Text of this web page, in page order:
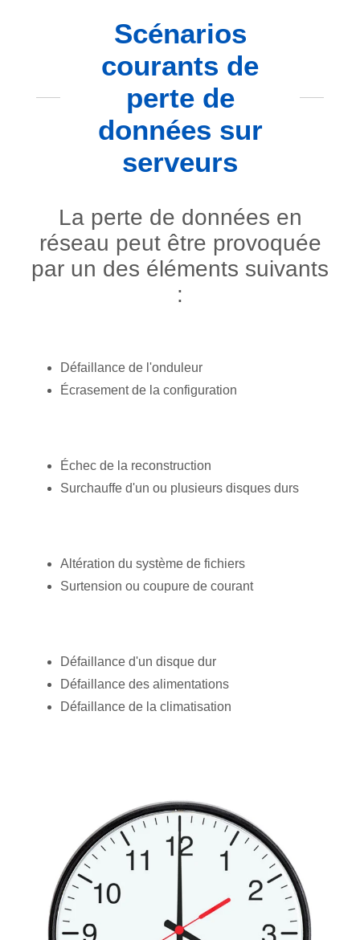
Scénarios
courants de
perte de
données sur
serveurs
La perte de données en
réseau peut être provoquée
par un des éléments suivants
:
Défaillance de l'onduleur
Écrasement de la configuration
Échec de la reconstruction
Surchauffe d'un ou plusieurs disques durs
Altération du système de fichiers
Surtension ou coupure de courant
Défaillance d'un disque dur
Défaillance des alimentations
Défaillance de la climatisation